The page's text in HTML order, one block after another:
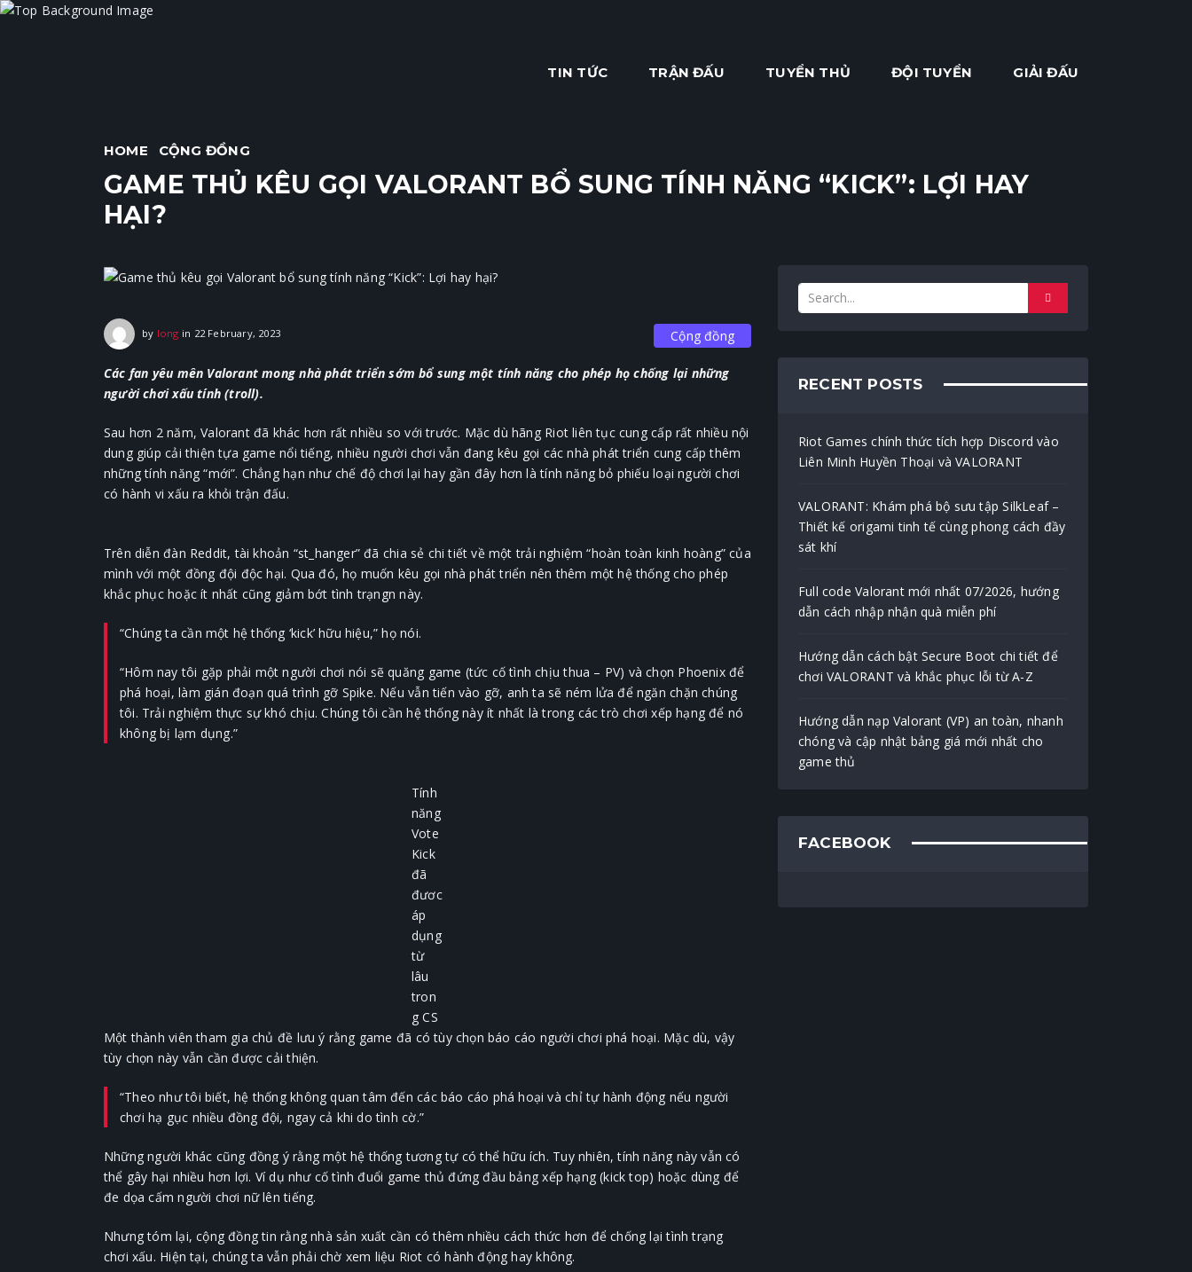
TIN TỨC TRẬN ĐẤU TUYỂN THỦ ĐỘI TUYỂN GIẢI ĐẤU
HOME CỘNG ĐỒNG
GAME THỦ KÊU GỌI VALORANT BỔ SUNG TÍNH NĂNG “KICK”: LỢI HAY
HẠI?
by long in 22 February, 2023 Cộng đồng
Các fan yêu mên Valorant mong nhà phát triển sớm bổ sung một tính năng cho phép họ chống lại những
người chơi xấu tính (troll).
Sau hơn 2 năm, Valorant đã khác hơn rất nhiều so với trước. Mặc dù hãng Riot liên tục cung cấp rất nhiều nội
dung giúp cải thiện tựa game nổi tiếng, nhiều người chơi vẫn đang kêu gọi các nhà phát triển cung cấp thêm
những tính năng “mới”. Chẳng hạn như chế độ chơi lại hay gần đây hơn là tính năng bỏ phiếu loại người chơi
có hành vi xấu ra khỏi trận đấu.
Trên diễn đàn Reddit, tài khoản “st_hanger” đã chia sẻ chi tiết về một trải nghiệm “hoàn toàn kinh hoàng” của
mình với một đồng đội độc hại. Qua đó, họ muốn kêu gọi nhà phát triển nên thêm một hệ thống cho phép
khắc phục hoặc ít nhất cũng giảm bớt tình trạngn này.
“Chúng ta cần một hệ thống ‘kick’ hữu hiệu,” họ nói.
“Hôm nay tôi gặp phải một người chơi nói sẽ quăng game (tức cố tình chịu thua – PV) và chọn Phoenix để
phá hoại, làm gián đoạn quá trình gỡ Spike. Nếu vẫn tiến vào gỡ, anh ta sẽ ném lửa để ngăn chặn chúng
tôi. Trải nghiệm thực sự khó chịu. Chúng tôi cần hệ thống này ít nhất là trong các trò chơi xếp hạng để nó
không bị lạm dụng.”
Tính
năng
Vote
Kick
đã
đươc
áp
dụng
từ
lâu
tron
g CS
Một thành viên tham gia chủ đề lưu ý rằng game đã có tùy chọn báo cáo người chơi phá hoại. Mặc dù, vậy
tùy chọn này vẫn cần được cải thiện.
“Theo như tôi biết, hệ thống không quan tâm đến các báo cáo phá hoại và chỉ tự hành động nếu người
chơi hạ gục nhiều đồng đội, ngay cả khi do tình cờ.”
Những người khác cũng đồng ý rằng một hệ thống tương tự có thể hữu ích. Tuy nhiên, tính năng này vẫn có
thể gây hại nhiều hơn lợi. Ví dụ như cố tình đuổi game thủ đứng đầu bảng xếp hạng (kick top) hoặc dùng để
đe dọa cấm người chơi nữ lên tiếng.
Nhưng tóm lại, cộng đồng tin rằng nhà sản xuất cần có thêm nhiều cách thức hơn để chống lại tình trạng
chơi xấu. Hiện tại, chúng ta vẫn phải chờ xem liệu Riot có hành động hay không.
RECENT POSTS
Riot Games chính thức tích hợp Discord vào
Liên Minh Huyền Thoại và VALORANT
VALORANT: Khám phá bộ sưu tập SilkLeaf –
Thiết kế origami tinh tế cùng phong cách đầy
sát khí
Full code Valorant mới nhất 07/2026, hướng
dẫn cách nhập nhận quà miễn phí
Hướng dẫn cách bật Secure Boot chi tiết để
chơi VALORANT và khắc phục lỗi từ A-Z
Hướng dẫn nạp Valorant (VP) an toàn, nhanh
chóng và cập nhật bảng giá mới nhất cho
game thủ
FACEBOOK